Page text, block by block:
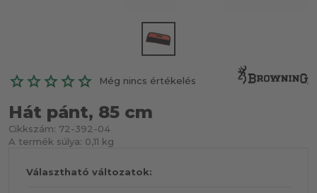
Még nincs értékelés
Hát pánt, 85 cm
Cikkszám: 72-392-04
A termék súlya: 0,11 kg
Választható változatok: